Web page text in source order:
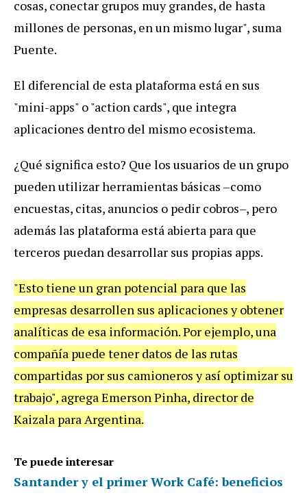
cosas, conectar grupos muy grandes, de hasta
millones de personas, en un mismo lugar", suma
Puente.
El diferencial de esta plataforma está en sus
"mini-apps" o "action cards", que integra
aplicaciones dentro del mismo ecosistema.
¿Qué significa esto? Que los usuarios de un grupo
pueden utilizar herramientas básicas –como
encuestas, citas, anuncios o pedir cobros–, pero
además las plataforma está abierta para que
terceros puedan desarrollar sus propias apps.
"Esto tiene un gran potencial para que las
empresas desarrollen sus aplicaciones y obtener
analíticas de esa información. Por ejemplo, una
compañía puede tener datos de las rutas
compartidas por sus camioneros y así optimizar su
trabajo", agrega Emerson Pinha, director de
Kaizala para Argentina.
Te puede interesar
Santander y el primer Work Café: beneficios